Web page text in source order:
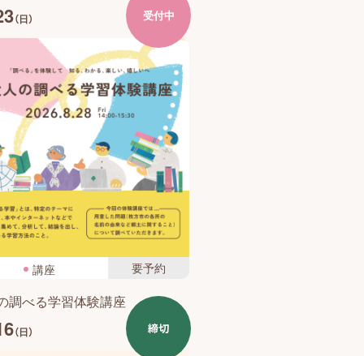
（日） 受付中
講座 要予約
調べる学習体験講座
（日） 締切